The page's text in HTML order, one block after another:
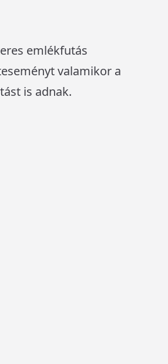
emlékfutás
valamikor a
is adnak.